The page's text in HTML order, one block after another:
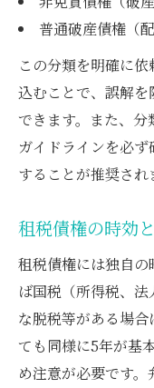
普通破産債権（
この分類を明確に
込むことで、誤解
できます。また、
ガイドラインを必
することが推奨され
租税債権の時効
租税債権には独自
ば国税（所得税、
な脱税等がある場
ても同様に5年が基
め注意が必要です